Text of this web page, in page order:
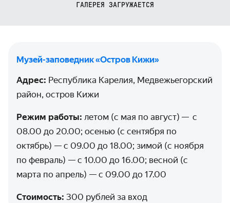
ГАЛЕРЕЯ ЗАГРУЖАЕТСЯ
Музей-заповедник «Остров Кижи»‎
Адрес: Республика Карелия, Медвежьегорский
район, остров Кижи
Режим работы: летом (с мая по август) — с
08.00 до 20.00; осенью (с сентября по
октябрь) — с 09.00 до 18.00; зимой (с ноября
по февраль) — с 10.00 до 16.00; весной (с
марта по апрель) — с 09.00 до 17.00
Стоимость: 300 рублей за вход